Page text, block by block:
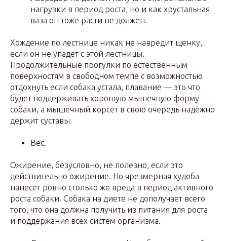
нагрузки в период роста, но и как хрустальная
ваза он тоже расти не должен.
Хождение по лестнице никак не навредит щенку,
если он не упадет с этой лестницы.
Продолжительные прогулки по естественным
поверхностям в свободном темпе с возможностью
отдохнуть если собака устала, плавание — это что
будет поддерживать хорошую мышечную форму
собаки, а мышечный корсет в свою очередь надёжно
держит суставы.
Вес.
Ожирение, безусловно, не полезно, если это
действительно ожирение. Но чрезмерная худоба
нанесет ровно столько же вреда в период активного
роста собаки. Собака на диете не дополучает всего
того, что она должна получить из питания для роста
и поддержания всех систем организма.